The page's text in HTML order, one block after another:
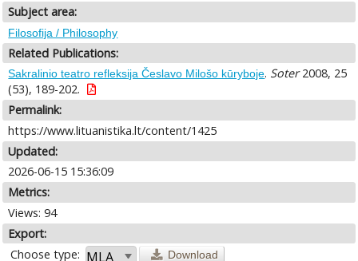
Subject area:
Filosofija / Philosophy
Related Publications:
Sakralinio teatro refleksija Česlavo Milošo kūryboje. Soter2008, 25
(53), 189-202.
Permalink:
https://www.lituanistika.lt/content/1425
Updated:
2026-06-15 15:36:09
Metrics:
Views: 94
Export:
Choose type:
Download